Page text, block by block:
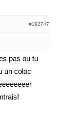
#192747
pas ou tu
un coloc